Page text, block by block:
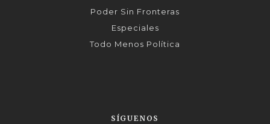
Poder Sin Fronteras
Especiales
Todo Menos Política
SÍGUENOS